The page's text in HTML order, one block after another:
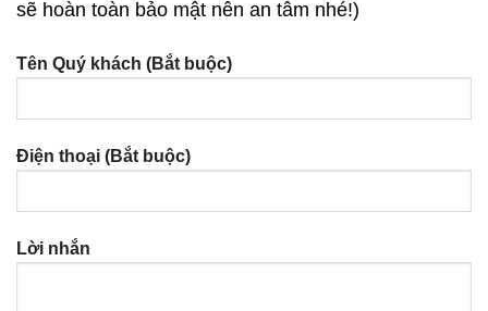
sẽ hoàn toàn bảo mật nên an tâm nhé!)
Tên Quý khách (Bắt buộc)
Điện thoại (Bắt buộc)
Lời nhắn